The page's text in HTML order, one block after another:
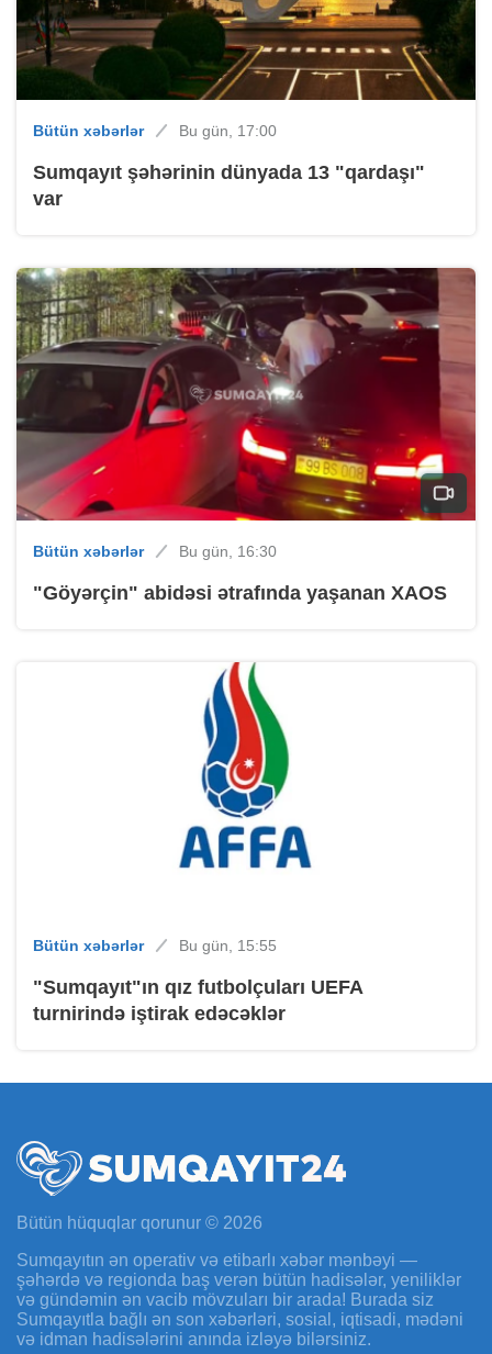
Bütün xəbərlər Bu gün, 17:00
Sumqayıt şəhərinin dünyada 13 "qardaşı"
var
Bütün xəbərlər Bu gün, 16:30
"Göyərçin" abidəsi ətrafında yaşanan XAOS
Bütün xəbərlər Bu gün, 15:55
"Sumqayıt"ın qız futbolçuları UEFA
turnirində iştirak edəcəklər
Bütün hüquqlar qorunur © 2026
Sumqayıtın ən operativ və etibarlı xəbər mənbəyi —
şəhərdə və regionda baş verən bütün hadisələr, yeniliklər
və gündəmin ən vacib mövzuları bir arada! Burada siz
Sumqayıtla bağlı ən son xəbərləri, sosial, iqtisadi, mədəni
və idman hadisələrini anında izləyə bilərsiniz.